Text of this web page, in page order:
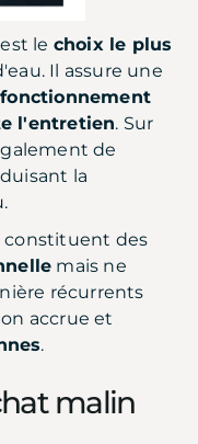
est le choix le plus
Il assure une
fonctionnement
l'entretien. Sur
de
la
constituent des
mais ne
récurrents
accrue et
.
malin